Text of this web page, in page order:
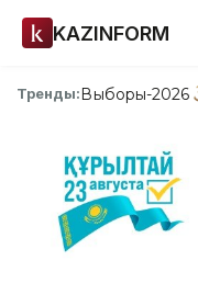
KAZINFORM
Тренды:Выборы-2026